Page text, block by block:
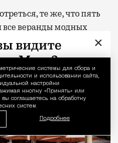
Уведомление
системы для сбора и
и использовании сайта,
настройки
кнопку «Принять» или
соглашаетесь на обработку
систем.
Подробнее
те же, что пять
все веранды модных
— до того, как она
славы и местом
×